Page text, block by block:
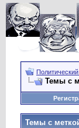
Темы с
Темы с